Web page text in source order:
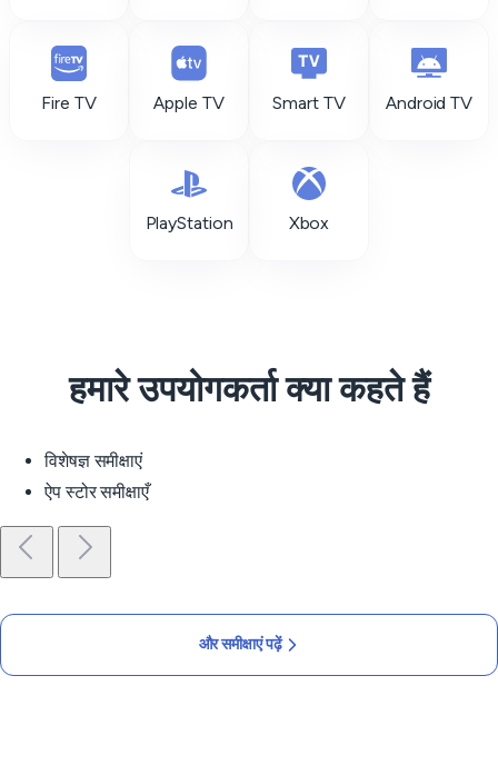
Fire TV Apple TV Smart TV Android TV
PlayStation Xbox
हमारे उपयोगकर्ता क्या कहते हैं
विशेषज्ञ समीक्षाएं
ऐप स्टोर समीक्षाएँ
और समीक्षाएं पढ़ें